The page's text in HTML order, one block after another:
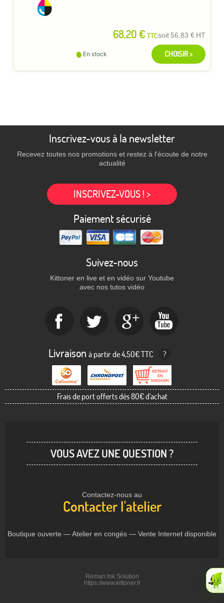
68,20 € TTCsoit 56,83 € HT
En stock CHOISIR >
Inscrivez-vous à la newsletter
Recevez toutes nos promotions et restez à l'écoute de notre
actualité
INSCRIVEZ-VOUS ! >
Paiement sécurisé
Suivez-nous
Kittoner en live et en vidéo sur Youtube
avec nos tutos vidéo
Livraison à partir de 4,50€ TTC ?
Frais de port offerts dès 80€ d'achat
VOUS AVEZ UNE QUESTION ?
Contactez-nous au
Contacter l'atelier
Boutique ouverte — Atelier en congés — Vente Internet disponible
Reman Ink Solution
https://www.kittoner.fr